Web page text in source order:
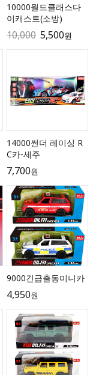
10000월드클래스다
이캐스트(소방)
10,000 5,500원
14000썬더 레이싱 R
C카-세주
7,700원
9000긴급출동미니카
4,950원